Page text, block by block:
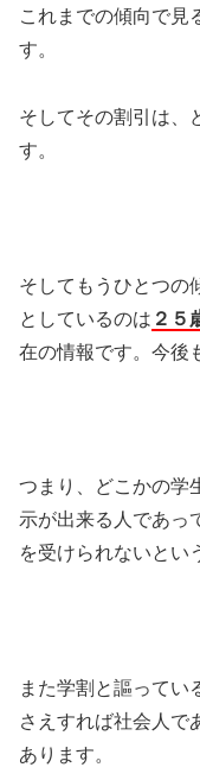
これまでの傾向で見
す。
そしてその割引は、
す。
そしてもうひとつの
としているのは ２５
在の情報です。今後
つまり、どこかの学
示が出来る人であっ
を受けられないとい
また学割と謳ってい
さえすれば社会人で
あります。